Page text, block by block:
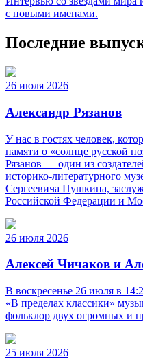
с новыми именами.
Последние
26 июля 2026
Александр Рязанов
У нас в гостях человек,
памяти о «солнце русской
Рязанов — один из
историко‑литературного
Сергеевича Пушкина,
Российской Федерации и
26 июля 2026
Алексей Чичаков и
В воскресенье 26 июля в
«В пределах классики»
фольклор двух огромных и
25 июля 2026